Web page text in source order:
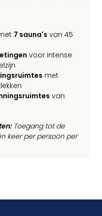
7 sauna's van 45
voor intense
met
van
Toegang tot de
keer per persoon per